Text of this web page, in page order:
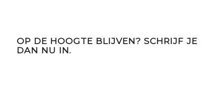
OP DE HOOGTE BLIJVEN? SCHRIJF JE
DAN NU IN.